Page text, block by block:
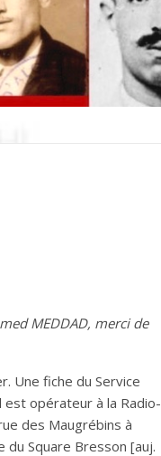
MEDDAD, merci de
Une fiche du Service
est opérateur à la Radio-
des Maugrébins à
du Square Bresson [auj.